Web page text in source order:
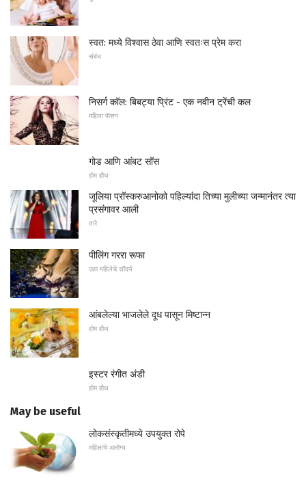
स्वत: मध्ये विश्वास ठेवा आणि स्वतःस प्रेम करा
संबंध
निसर्ग कॉल: बिबट्या प्रिंट - एक नवीन ट्रेंची कल
महिला फॅशन
गोड आणि आंबट सॉस
होम हौथ
जूलिया प्रॉस्करुआनोको पहिल्यांदा तिच्या मुलीच्या जन्मानंतर त्या
प्रसंगावर आली
तारे
पीलिंग गररा रूफा
एका महिलेचे सौंदर्य
आंबलेल्या भाजलेले दूध पासून मिष्टान्न
होम हौथ
इस्टर रंगीत अंडी
होम हौथ
May be useful
लोकसंस्कृतीमध्ये उपयुक्त रोपे
महिलांचे आरोग्य